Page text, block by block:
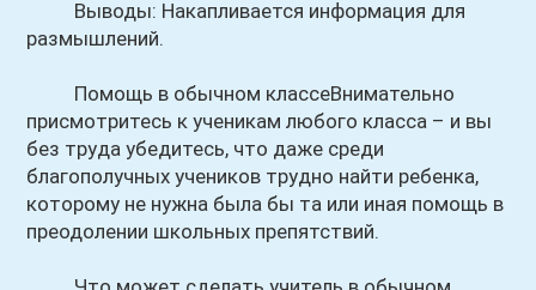
Выводы: Накапливается информация для
размышлений.
Помощь в обычном классеВнимательно
присмотритесь к ученикам любого класса – и вы
без труда убедитесь, что даже среди
благополучных учеников трудно найти ребенка,
которому не нужна была бы та или иная помощь в
преодолении школьных препятствий.